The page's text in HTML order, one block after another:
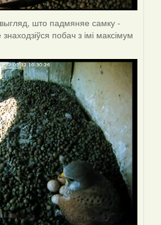
што падмяняе самку -
побач з імі максімум